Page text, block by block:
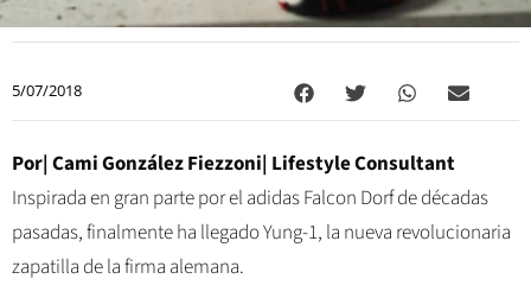
5/07/2018
Por| Cami González Fiezzoni| Lifestyle Consultant
Inspirada en gran parte por el adidas Falcon Dorf de décadas
pasadas, finalmente ha llegado Yung-1, la nueva revolucionaria
zapatilla de la firma alemana.